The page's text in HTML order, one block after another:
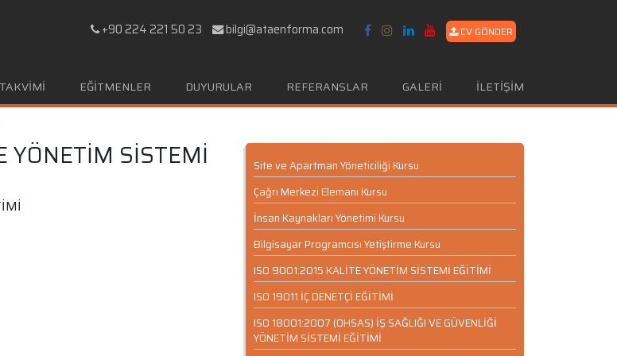
+90 224 221 50 23 bilgi@ataenforma.com CV GÖNDER
EĞİTMENLER DUYURULAR REFERANSLAR GALERİ İLETİŞİM
YÖNETİM SİSTEMİ
Site ve Apartman Yöneticiliği Kursu
Çağrı Merkezi Elemanı Kursu
İnsan Kaynakları Yönetimi Kursu
Bilgisayar Programcısı Yetiştirme Kursu
ISO 9001:2015 KALİTE YÖNETİM SİSTEMİ EĞİTİMİ
ISO 19011 İÇ DENETÇİ EĞİTİMİ
ISO 18001:2007 (OHSAS) İŞ SAĞLIĞI VE GÜVENLİĞİ
YÖNETİM SİSTEMİ EĞİTİMİ